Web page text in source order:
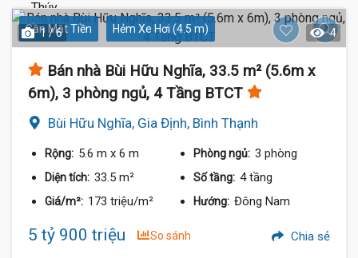
Gần Mặt Tiền Hẻm Xe Hơi (4.5 m)
1 / 6 4
Bán nhà Bùi Hữu Nghĩa, 33.5 m² (5.6m x
6m), 3 phòng ngủ, 4 Tầng BTCT
Bùi Hữu Nghĩa, Gia Định, Bình Thạnh
Rộng: 5.6 m x 6 m Phòng ngủ: 3 phòng
Diện tích: 33.5 m² Số tầng: 4 tầng
Giá/m²: 173 triệu/m² Hướng: Đông Nam
5 tỷ 900 triệu So sánh Chia sẻ